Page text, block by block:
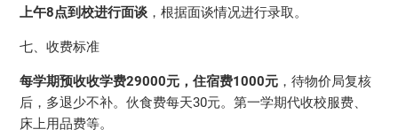
上午8点到校进行面谈，根据面谈情况进行录取。
七、收费标准
每学期预收收学费29000元，住宿费1000元，待物价局复核
后，多退少不补。伙食费每天30元。第一学期代收校服费、
床上用品费等。